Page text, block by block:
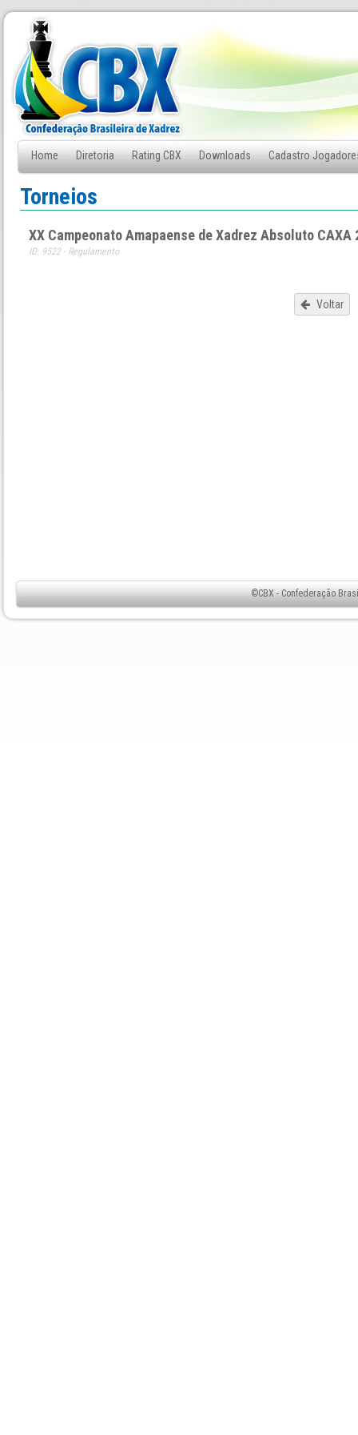
Home Diretoria Rating CBX Downloads Cadastro
Fale Conosco
Torneios
XX Campeonato Amapaense de Xadrez Absoluto CAXA
ID: 9522 - Regulamento
Voltar
©CBX - Confederação